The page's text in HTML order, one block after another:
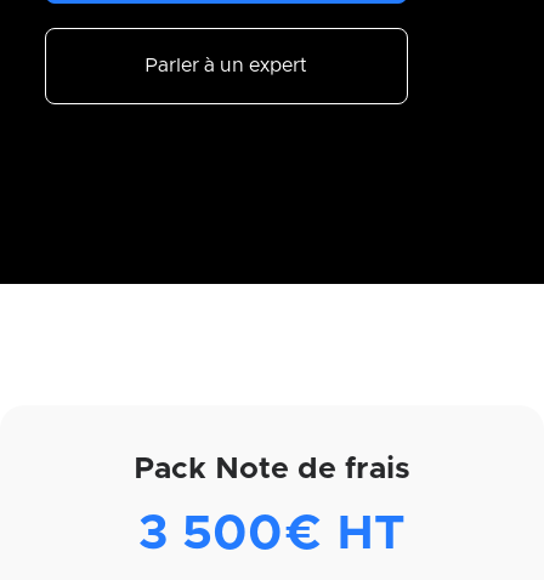
Parler à un expert
Pack Note de frais
3 500€ HT